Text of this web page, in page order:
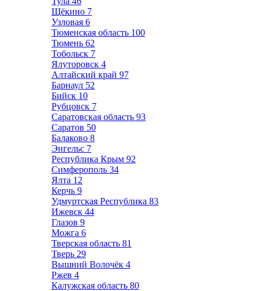
Щёкино 7
Узловая 6
Тюменская область 100
Тюмень 62
Тобольск 7
Ялуторовск 4
Алтайский край 97
Барнаул 52
Бийск 10
Рубцовск 7
Саратовская область 93
Саратов 50
Балаково 8
Энгельс 7
Республика Крым 92
Симферополь 34
Ялта 12
Керчь 9
Удмуртская Республика 83
Ижевск 44
Глазов 9
Можга 6
Тверская область 81
Тверь 29
Вышний Волочёк 4
Ржев 4
Калужская область 80